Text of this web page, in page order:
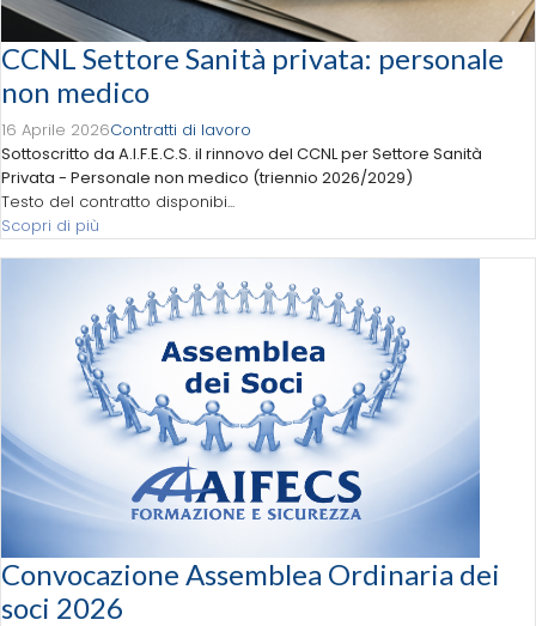
CCNL Settore Sanità privata: personale
non medico
16 Aprile 2026Contratti di lavoro
Sottoscritto da A.I.F.E.C.S. il rinnovo del CCNL per Settore Sanità
Privata - Personale non medico (triennio 2026/2029)
Testo del contratto disponibi...
Scopri di più
Convocazione Assemblea Ordinaria dei
soci 2026